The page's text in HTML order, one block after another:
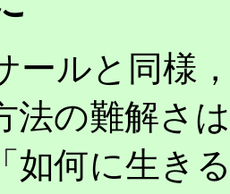
ルと同様
法の難解さ
如何に生き